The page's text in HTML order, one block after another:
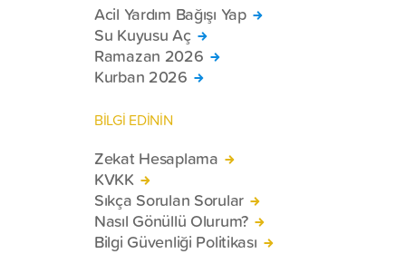
Acil Yardım Bağışı Yap
Su Kuyusu Aç
Ramazan 2026
Kurban 2026
BİLGİ EDİNİN
Zekat Hesaplama
KVKK
Sıkça Sorulan Sorular
Nasıl Gönüllü Olurum?
Bilgi Güvenliği Politikası